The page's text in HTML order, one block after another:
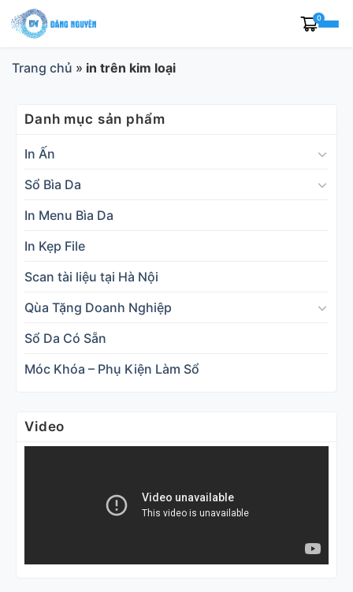
Skip
to
0
Trang chủ » in trên kim loại
Danh mục sản phẩm
In Ấn
Sổ Bìa Da
In Menu Bìa Da
In Kẹp File
Scan tài liệu tại Hà Nội
Qùa Tặng Doanh Nghiệp
Sổ Da Có Sẵn
Móc Khóa – Phụ Kiện Làm Sổ
Video